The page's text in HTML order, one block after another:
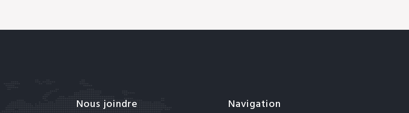
Nous joindre Navigation